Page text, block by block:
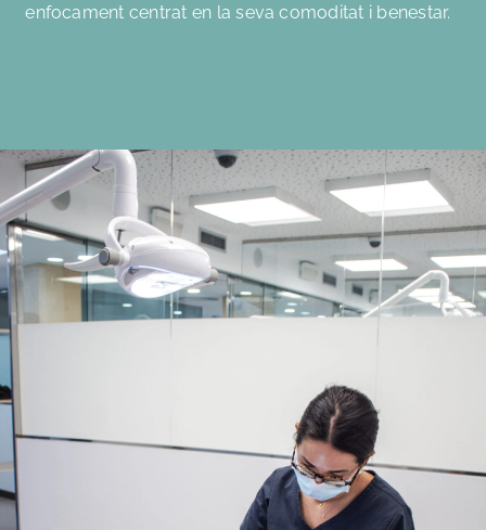
enfocament centrat en la seva comoditat i benestar.